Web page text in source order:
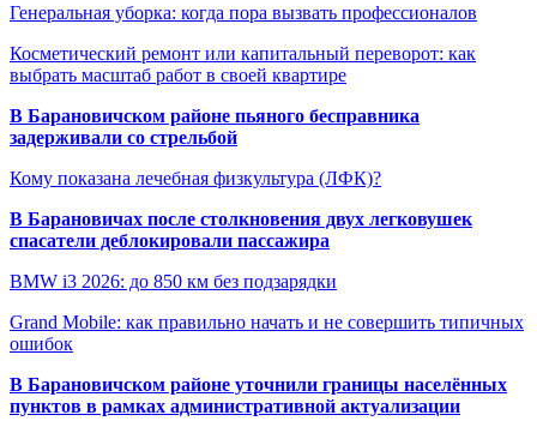
Генеральная уборка: когда пора вызвать профессионалов
Косметический ремонт или капитальный переворот: как
выбрать масштаб работ в своей квартире
В Барановичском районе пьяного бесправника
задерживали со стрельбой
Кому показана лечебная физкультура (ЛФК)?
В Барановичах после столкновения двух легковушек
спасатели деблокировали пассажира
BMW i3 2026: до 850 км без подзарядки
Grand Mobile: как правильно начать и не совершить типичных
ошибок
В Барановичском районе уточнили границы населённых
пунктов в рамках административной актуализации